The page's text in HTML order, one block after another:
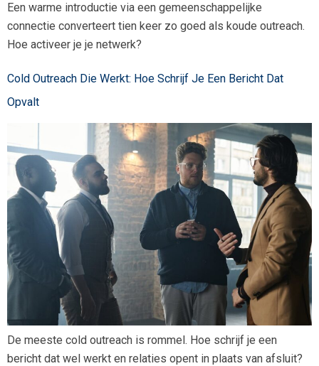
Een warme introductie via een gemeenschappelijke
connectie converteert tien keer zo goed als koude outreach.
Hoe activeer je je netwerk?
Cold Outreach Die Werkt: Hoe Schrijf Je Een Bericht Dat
Opvalt
De meeste cold outreach is rommel. Hoe schrijf je een
bericht dat wel werkt en relaties opent in plaats van afsluit?